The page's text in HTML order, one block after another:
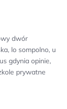
dwór
lo sompolno, u
gdynia opinie,
prywatne